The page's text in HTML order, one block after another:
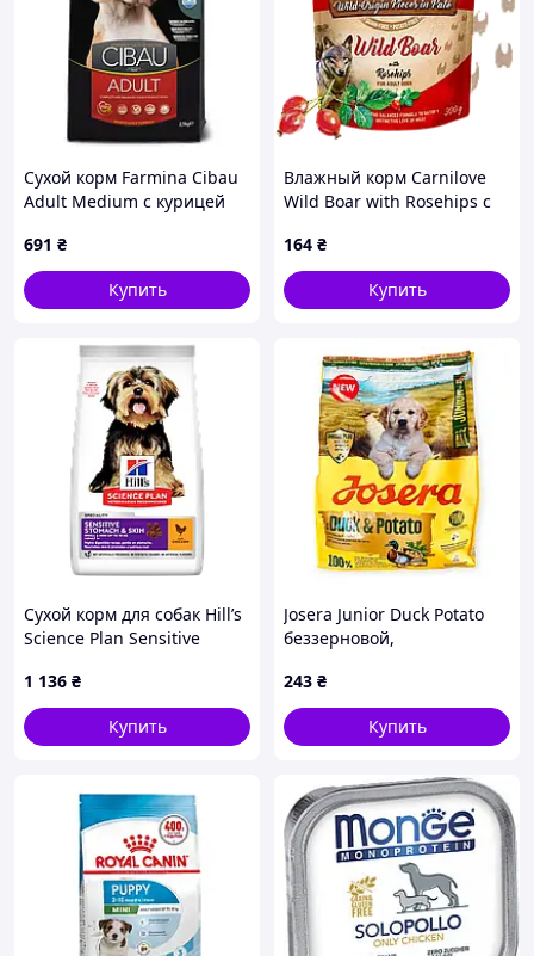
Сухой корм Farmina Cibau
Adult Medium с курицей
средних пород, 2.5 кг
691 ₴
Купить
Влажный корм Carnilove
Wild Boar with Rosehips с
шиповником для взрослых
собак 300 г
164 ₴
Купить
Сухой корм для собак Hill’s
Science Plan Sensitive
Adult ( курица ) 1,5 кг
1 136 ₴
Купить
Josera Junior Duck Potato
беззерновой,
для щенков с уткой и
картошкой 900 г
монопротеиновый для
243 ₴
Купить